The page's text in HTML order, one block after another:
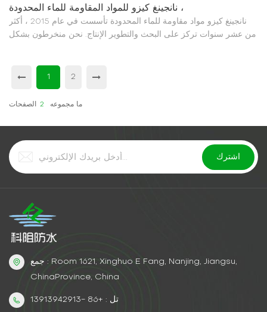
نانجينغ كيزو للمواد المقاومة للماء المحدودة ،
نانجينغ كيزو مواد مقاومة للماء المحدودة تأسست في عام 2015 ، أكثر
من عشر سنوات تركز على البحث والتطوير الإنتاج. نحن منخرطون بشكل
1 2
ما مجموعه 2 الصفحات
جمع : Room 1621, Xinghuo E Fang, Nanjing, Jiangsu,
ChinaProvince, China
تل : +86 -13913942913